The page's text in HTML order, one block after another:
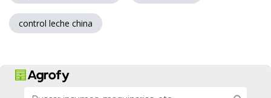
control leche china